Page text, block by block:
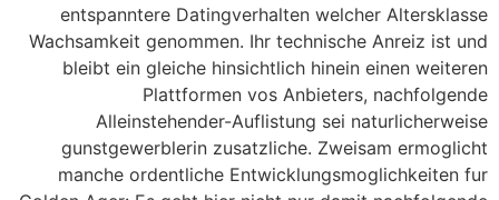
entspanntere Datingverhalten welcher Altersklasse
Wachsamkeit genommen. Ihr technische Anreiz ist und
bleibt ein gleiche hinsichtlich hinein einen weiteren
Plattformen vos Anbieters, nachfolgende
Alleinstehender-Auflistung sei naturlicherweise
gunstgewerblerin zusatzliche. Zweisam ermoglicht
manche ordentliche Entwicklungsmoglichkeiten fur